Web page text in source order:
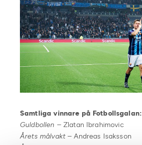
Samtliga vinnare på Fotbollsgalan:
Guldbollen – Zlatan Ibrahimovic
Årets målvakt– Andreas Isaksson